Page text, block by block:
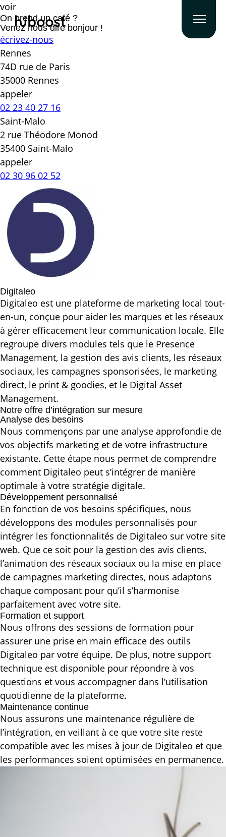
voir
On prend un café ?
Venez nous dire bonjour !
écrivez-nous
Rennes
74D rue de Paris
35000 Rennes
appeler
02 23 40 27 16
Saint-Malo
2 rue Théodore Monod
35400 Saint-Malo
appeler
02 30 96 02 52
Digitaleo
Digitaleo est une plateforme de marketing local tout-
en-un, conçue pour aider les marques et les réseaux
à gérer efficacement leur communication locale. Elle
regroupe divers modules tels que le Presence
Management, la gestion des avis clients, les réseaux
sociaux, les campagnes sponsorisées, le marketing
direct, le print & goodies, et le Digital Asset
Management.
Notre offre d’intégration sur mesure
Analyse des besoins
Nous commençons par une analyse approfondie de
vos objectifs marketing et de votre infrastructure
existante. Cette étape nous permet de comprendre
comment Digitaleo peut s’intégrer de manière
optimale à votre stratégie digitale.
Développement personnalisé
En fonction de vos besoins spécifiques, nous
développons des modules personnalisés pour
intégrer les fonctionnalités de Digitaleo sur votre site
web. Que ce soit pour la gestion des avis clients,
l’animation des réseaux sociaux ou la mise en place
de campagnes marketing directes, nous adaptons
chaque composant pour qu’il s’harmonise
parfaitement avec votre site.
Formation et support
Nous offrons des sessions de formation pour
assurer une prise en main efficace des outils
Digitaleo par votre équipe. De plus, notre support
technique est disponible pour répondre à vos
questions et vous accompagner dans l’utilisation
quotidienne de la plateforme.
Maintenance continue
Nous assurons une maintenance régulière de
l’intégration, en veillant à ce que votre site reste
compatible avec les mises à jour de Digitaleo et que
les performances soient optimisées en permanence.